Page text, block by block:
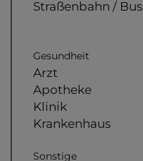
Straßenbahn / Bus
Gesundheit
Arzt
Apotheke
Klinik
Krankenhaus
Sonstige